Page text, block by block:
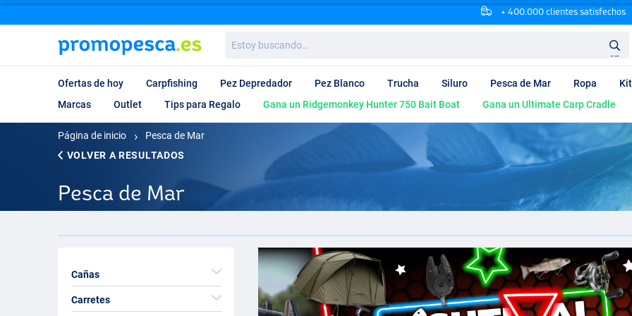
+ 400.000 clientes satisfechos
buscando…
en
Ofertas de hoy Carpfishing Pez Depredador Pez Blanco Trucha Siluro Pesca de Mar Ropa
Marcas
Outlet Tips para Regalo Gana un Ridgemonkey Hunter 750 Bait Boat Gana un Ultimate Carp Cradle
Página de inicio
Pesca de Mar
VOLVER A RESULTADOS
Pesca de Mar
Cañas
Carretes